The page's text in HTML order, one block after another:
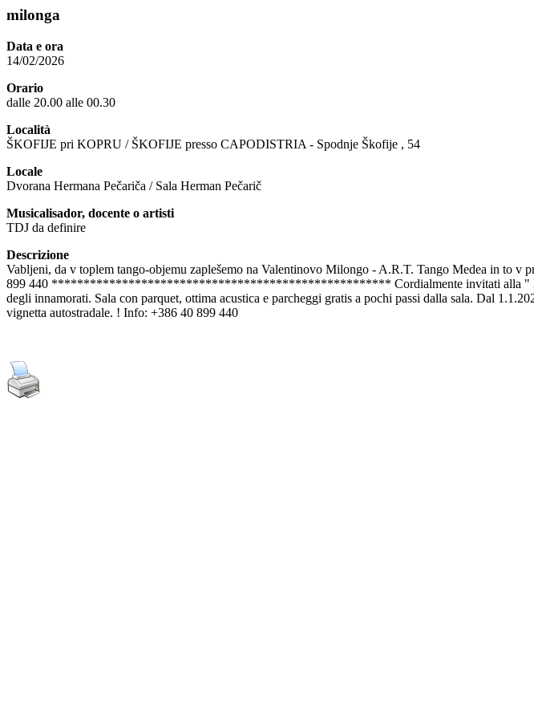
milonga
Data e ora
14/02/2026
Orario
dalle 20.00 alle 00.30
Località
ŠKOFIJE pri KOPRU / ŠKOFIJE presso CAPODISTRIA - Spodnje Škofije , 54
Locale
Dvorana Hermana Pečariča / Sala Herman Pečarič
Musicalisador, docente o artisti
TDJ da definire
Descrizione
Vabljeni, da v toplem tango-objemu zaplešemo na Valentinovo Milongo - A.R.T. Tango Medea in to
899 440 ***************************************************** Cordialmente invitati alla " Milonga
degli innamorati. Sala con parquet, ottima acustica e parcheggi gratis a pochi passi dalla sala. Dal
vignetta autostradale. ! Info: +386 40 899 440